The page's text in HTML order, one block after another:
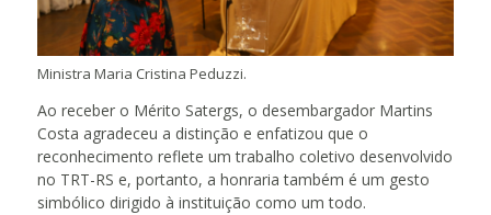
Ministra Maria Cristina Peduzzi.
Ao receber o Mérito Satergs, o desembargador Martins
Costa agradeceu a distinção e enfatizou que o
reconhecimento reflete um trabalho coletivo desenvolvido
no TRT-RS e, portanto, a honraria também é um gesto
simbólico dirigido à instituição como um todo.